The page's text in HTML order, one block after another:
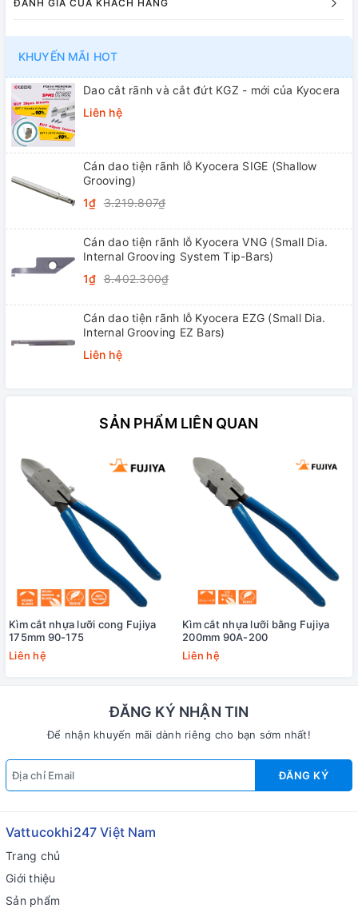
ĐÁNH GIÁ CỦA KHÁCH HÀNG
KHUYẾN MÃI HOT
Dao cắt rãnh và cắt đứt KGZ - mới của Kyocera
Liên hệ
Cán dao tiện rãnh lỗ Kyocera SIGE (Shallow
Grooving)
1₫ 3.219.807₫
Cán dao tiện rãnh lỗ Kyocera VNG (Small Dia.
Internal Grooving System Tip-Bars)
1₫ 8.402.300₫
Cán dao tiện rãnh lỗ Kyocera EZG (Small Dia.
Internal Grooving EZ Bars)
Liên hệ
SẢN PHẨM LIÊN QUAN
Kìm cắt nhựa lưỡi cong Fujiya
175mm 90-175
Liên hệ
Kìm cắt nhựa lưỡi bằng Fujiya
200mm 90A-200
Liên hệ
ĐĂNG KÝ NHẬN TIN
Để nhận khuyến mãi dành riêng cho bạn sớm nhất!
ĐĂNG KÝ
Vattucokhi247 Việt Nam
Trang chủ
Giới thiệu
Sản phẩm